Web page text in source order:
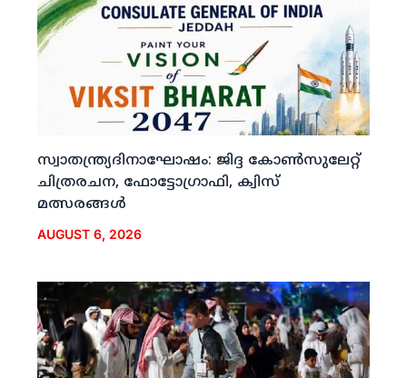
സ്വാതന്ത്ര്യദിനാഘോഷം: ജിദ്ദ കോണ്‍സുലേറ്റ്
ചിത്രരചന, ഫോട്ടോഗ്രാഫി, ക്വിസ്
മത്സരങ്ങള്‍
AUGUST 6, 2026